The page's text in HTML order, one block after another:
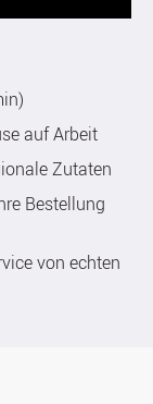
auf Arbeit
Zutaten
Bestellung
von echten